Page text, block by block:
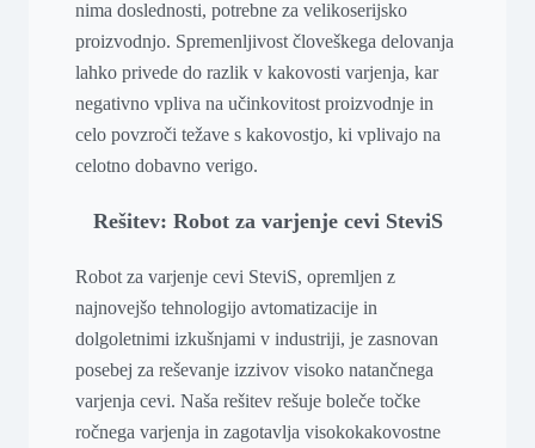
nima doslednosti, potrebne za velikoserijsko
proizvodnjo. Spremenljivost človeškega delovanja
lahko privede do razlik v kakovosti varjenja, kar
negativno vpliva na učinkovitost proizvodnje in
celo povzroči težave s kakovostjo, ki vplivajo na
celotno dobavno verigo.
Rešitev: Robot za varjenje cevi SteviS
Robot za varjenje cevi SteviS, opremljen z
najnovejšo tehnologijo avtomatizacije in
dolgoletnimi izkušnjami v industriji, je zasnovan
posebej za reševanje izzivov visoko natančnega
varjenja cevi. Naša rešitev rešuje boleče točke
ročnega varjenja in zagotavlja visokokakovostne